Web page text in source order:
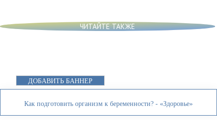
ЧИТАЙТЕ ТАКЖЕ
ДОБАВИТЬ БАННЕР
Как подготовить организм к беременности? - «Здоровье»